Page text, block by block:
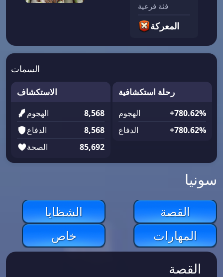
فئة فرعية
المعركة
السمات
الاستكشاف
الهجوم
8,568
الدفاع
8,568
الصحة
85,692
رحلة استكشافية
الهجوم
+780.62%
الدفاع
+780.62%
سونيا
القصة
الشظايا
المهارات
خاص
القصة